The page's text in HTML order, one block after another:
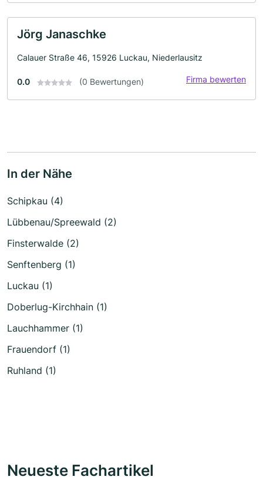
Jörg Janaschke
Calauer Straße 46, 15926 Luckau, Niederlausitz
0.0 (0 Bewertungen) Firma bewerten
In der Nähe
Schipkau (4)
Lübbenau/Spreewald (2)
Finsterwalde (2)
Senftenberg (1)
Luckau (1)
Doberlug-Kirchhain (1)
Lauchhammer (1)
Frauendorf (1)
Ruhland (1)
Neueste Fachartikel